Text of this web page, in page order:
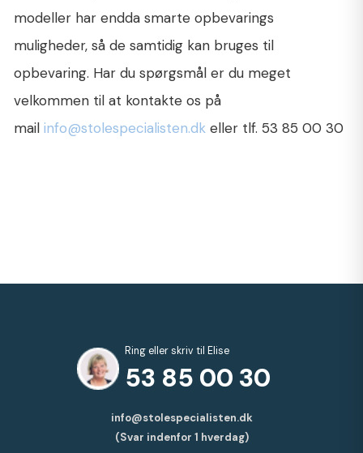
modeller har endda smarte opbevarings
muligheder, så de samtidig kan bruges til
opbevaring. Har du spørgsmål er du meget
velkommen til at kontakte os på
mail info@stolespecialisten.dk eller tlf. 53 85 00 30
Ring eller skriv til Elise
53 85 00 30
info@stolespecialisten.dk
(Svar indenfor 1 hverdag)